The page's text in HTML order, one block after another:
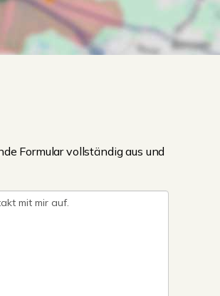
Formular vollständig aus und